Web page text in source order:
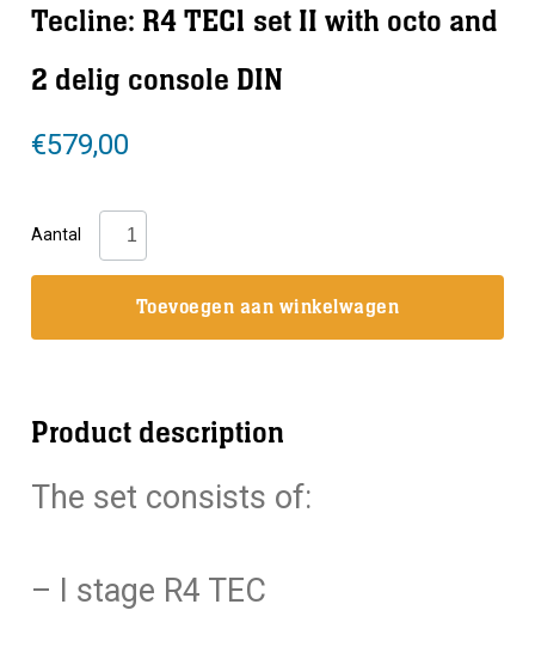
Tecline: R4 TEC1 set II with octo and
2 delig console DIN
€579,00
Aantal
Tecline:
R4
octo
2
DIN
Toevoegen aan winkelwagen
Product description
The set consists of:
– I stage R4 TEC